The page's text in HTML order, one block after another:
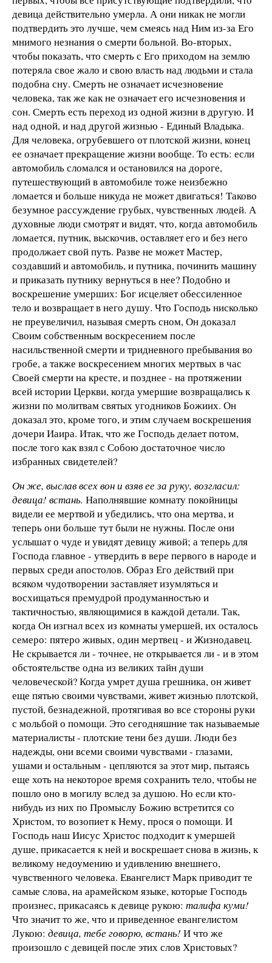
девица действительно умерла. А они никак не могли
подтвердить это лучше, чем смеясь над Ним из-за Его
мнимого незнания о смерти больной. Во-вторых,
чтобы показать, что смерть с Его приходом на землю
потеряла свое жало и свою власть над людьми и стала
подобна сну. Смерть не означает исчезновение
человека, так же как не означает его исчезновения и
сон. Смерть есть переход из одной жизни в другую. И
над одной, и над другой жизнью - Единый Владыка.
Для человека, огрубевшего от плотской жизни, конец
ее означает прекращение жизни вообще. То есть: если
автомобиль сломался и остановился на дороге,
путешествующий в автомобиле тоже неизбежно
ломается и больше никуда не может двигаться! Таково
безумное рассуждение грубых, чувственных людей. А
духовные люди смотрят и видят, что, когда автомобиль
ломается, путник, выскочив, оставляет его и без него
продолжает свой путь. Разве не может Мастер,
создавший и автомобиль, и путника, починить машину
и приказать путнику вернуться в нее? Подобно и
воскрешение умерших: Бог исцеляет обессиленное
тело и возвращает в него душу. Что Господь нисколько
не преувеличил, называя смерть сном, Он доказал
Своим собственным воскресением после
насильственной смерти и тридневного пребывания во
гробе, а также воскресением многих мертвых в час
Своей смерти на кресте, и позднее - на протяжении
всей истории Церкви, когда умершие возвращались к
жизни по молитвам святых угодников Божиих. Он
доказал это, кроме того, и этим случаем воскрешения
дочери Иаира. Итак, что же Господь делает потом,
после того как взял с Собою достаточное число
избранных свидетелей?
Он же, выслав всех вон и взяв ее за руку, возгласил:
девица! встань. Наполнявшие комнату покойницы
видели ее мертвой и убедились, что она мертва, и
теперь они больше тут были не нужны. После они
услышат о чуде и увидят девицу живой; а теперь для
Господа главное - утвердить в вере первого в народе и
первых среди апостолов. Образ Его действий при
всяком чудотворении заставляет изумляться и
восхищаться премудрой продуманностью и
тактичностью, являющимися в каждой детали. Так,
когда Он изгнал всех из комнаты умершей, их осталось
семеро: пятеро живых, один мертвец - и Жизнодавец.
Не скрывается ли - точнее, не открывается ли - и в этом
обстоятельстве одна из великих тайн души
человеческой? Когда умрет душа грешника, он живет
еще пятью своими чувствами, живет жизнью плотской,
пустой, безнадежной, протягивая во все стороны руки
с мольбой о помощи. Это сегодняшние так называемые
материалисты - плотские тени без души. Люди без
надежды, они всеми своими чувствами - глазами,
ушами и остальным - цепляются за этот мир, пытаясь
еще хоть на некоторое время сохранить тело, чтобы не
пошло оно в могилу вслед за душою. Но если кто-
нибудь из них по Промыслу Божию встретится со
Христом, то возопиет к Нему, прося о помощи. И
Господь наш Иисус Христос подходит к умершей
душе, прикасается к ней и воскрешает снова в жизнь, к
великому недоумению и удивлению внешнего,
чувственного человека. Евангелист Марк приводит те
самые слова, на арамейском языке, которые Господь
произнес, прикасаясь к девице рукою: талифа куми!
Что значит то же, что и приведенное евангелистом
Лукою: девица, тебе говорю, встань! И что же
произошло с девицей после этих слов Христовых?